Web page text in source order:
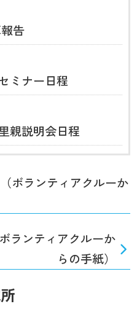
告
ミナー日程
親説明会日程
ボランティアクルーか
ランティアクルーか
らの手紙）